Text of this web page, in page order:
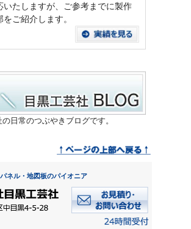
いたしますが、ご参考までに製作
ご紹介します。
日常のつぶやきブログです。
ネル・地図板のパイオニア